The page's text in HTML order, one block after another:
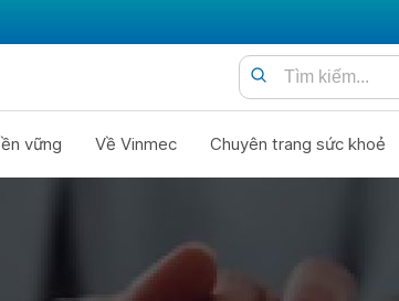
vững Về Vinmec Chuyên trang sức khoẻ